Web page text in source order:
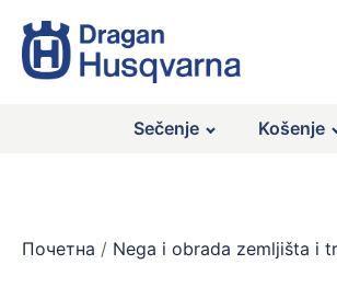
Sečenje Košenje
Почетна / Nega i obrada zemljišta i